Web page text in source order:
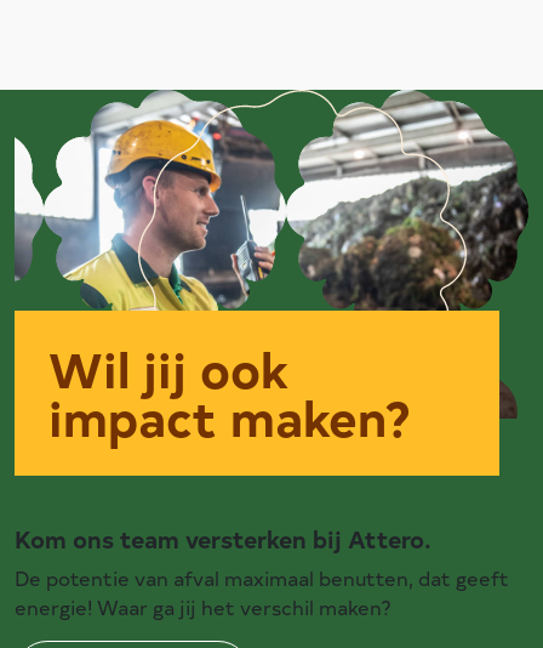
Wil jij ook
impact maken?
Kom ons team versterken bij Attero.
De potentie van afval maximaal benutten, dat geeft
energie! Waar ga jij het verschil maken?